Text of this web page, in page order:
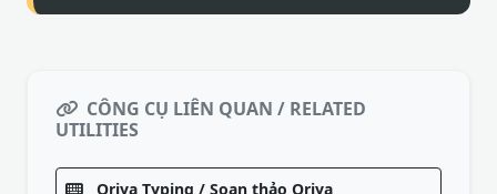
CÔNG CỤ LIÊN QUAN / RELATED
UTILITIES
Oriya Typing / Soạn thảo Oriya